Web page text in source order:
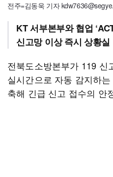
전주=김동욱 기자
KT 서부본부와 협업
신고망 이상 즉시 상황실
전북도소방본부가 119 신
실시간으로 자동 감지하
축해 긴급 신고 접수의 안